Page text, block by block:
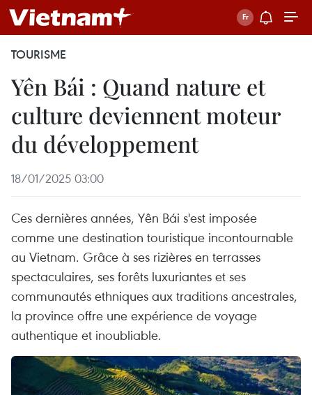
TOURISME
Yên Bái : Quand nature et
culture deviennent moteur
du développement
18/01/2025 03:00
Ces dernières années, Yên Bái s'est imposée
comme une destination touristique incontournable
au Vietnam. Grâce à ses rizières en terrasses
spectaculaires, ses forêts luxuriantes et ses
communautés ethniques aux traditions ancestrales,
la province offre une expérience de voyage
authentique et inoubliable.